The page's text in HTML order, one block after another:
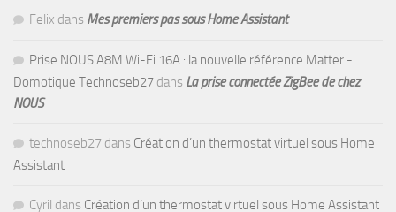
Felix dans Mes premiers pas sous Home Assistant
Prise NOUS A8M Wi-Fi 16A : la nouvelle référence Matter -
Domotique Technoseb27 dans La prise connectée ZigBee de chez
NOUS
technoseb27 dans Création d’un thermostat virtuel sous Home
Assistant
Cyril dans Création d’un thermostat virtuel sous Home Assistant